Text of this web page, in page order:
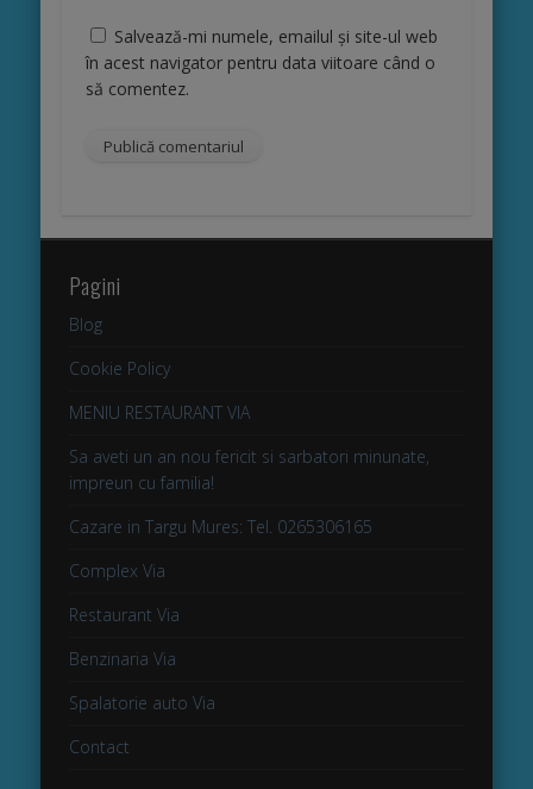
Salvează-mi numele, emailul și site-ul web
în acest navigator pentru data viitoare când o
să comentez.
Pagini
Blog
Cookie Policy
MENIU RESTAURANT VIA
Sa aveti un an nou fericit si sarbatori minunate,
impreun cu familia!
Cazare in Targu Mures: Tel. 0265306165
Complex Via
Restaurant Via
Benzinaria Via
Spalatorie auto Via
Contact